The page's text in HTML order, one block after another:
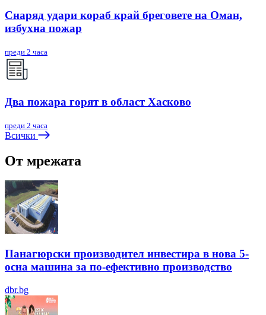
Снаряд удари кораб край бреговете на Оман,
избухна пожар
преди 2 часа
Два пожара горят в област Хасково
преди 2 часа
Всички
От мрежата
Панагюрски производител инвестира в нова 5-
осна машина за по-ефективно производство
dbr.bg